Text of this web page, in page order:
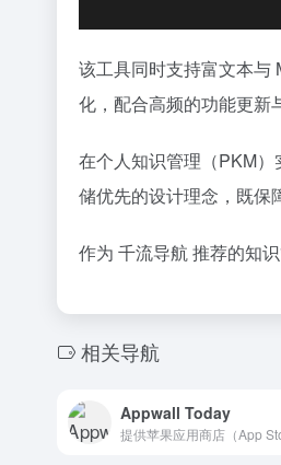
该工具同时支持富文本与
化，配合高频的功能更新
在个人知识管理（PKM
储优先的设计理念，既保
作为 千流导航 推荐的知
相关导航
Appwall Today